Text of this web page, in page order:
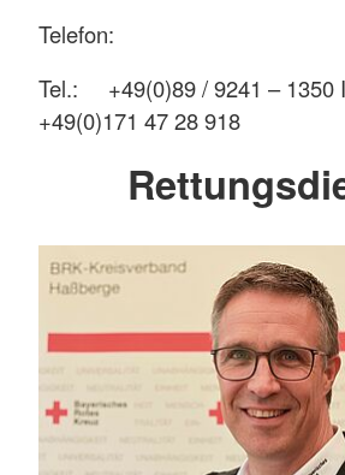
Telefon:
Tel.: +49(0)89 / 9241 – 1350
+49(0)171 47 28 918